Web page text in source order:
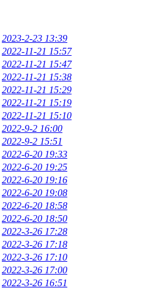
2023-2-23 13:39
2022-11-21 15:57
2022-11-21 15:47
2022-11-21 15:38
2022-11-21 15:29
2022-11-21 15:19
2022-11-21 15:10
2022-9-2 16:00
2022-9-2 15:51
2022-6-20 19:33
2022-6-20 19:25
2022-6-20 19:16
2022-6-20 19:08
2022-6-20 18:58
2022-6-20 18:50
2022-3-26 17:28
2022-3-26 17:18
2022-3-26 17:10
2022-3-26 17:00
2022-3-26 16:51